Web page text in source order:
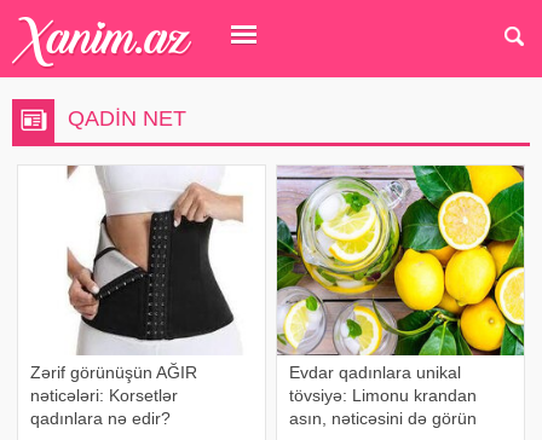
QADIN NET
Zərif görünüşün AĞIR
nəticələri: Korsetlər
qadınlara nə edir?
Evdar qadınlara unikal
tövsiyə: Limonu krandan
asın, nəticəsini də görün